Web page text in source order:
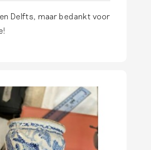
Delfts, maar bedankt voor